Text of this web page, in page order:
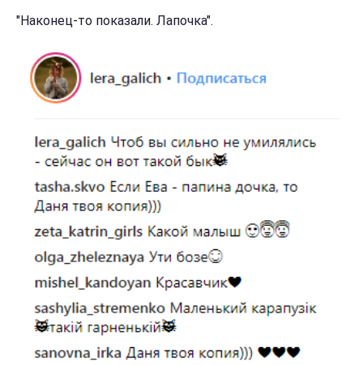
"Наконец-то показали. Лапочка".